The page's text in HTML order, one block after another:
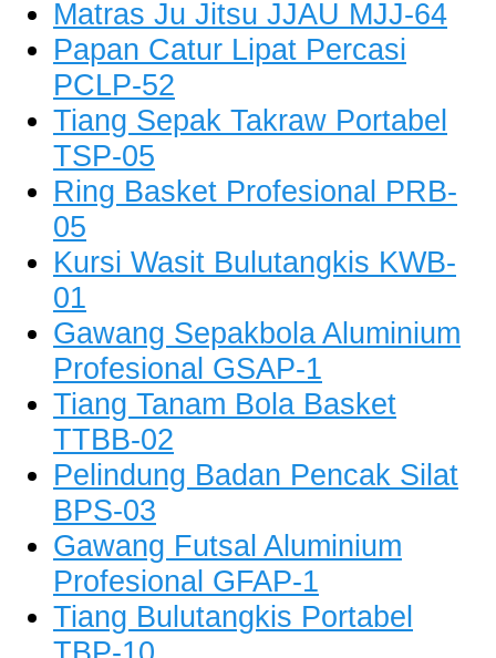
Matras Ju Jitsu JJAU MJJ-64
Papan Catur Lipat Percasi
PCLP-52
Tiang Sepak Takraw Portabel
TSP-05
Ring Basket Profesional PRB-
05
Kursi Wasit Bulutangkis KWB-
01
Gawang Sepakbola Aluminium
Profesional GSAP-1
Tiang Tanam Bola Basket
TTBB-02
Pelindung Badan Pencak Silat
BPS-03
Gawang Futsal Aluminium
Profesional GFAP-1
Tiang Bulutangkis Portabel